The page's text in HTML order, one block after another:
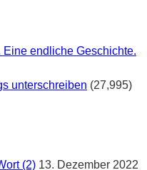
endliche Geschichte.
unterschreiben (27,995)
(2) 13. Dezember 2022